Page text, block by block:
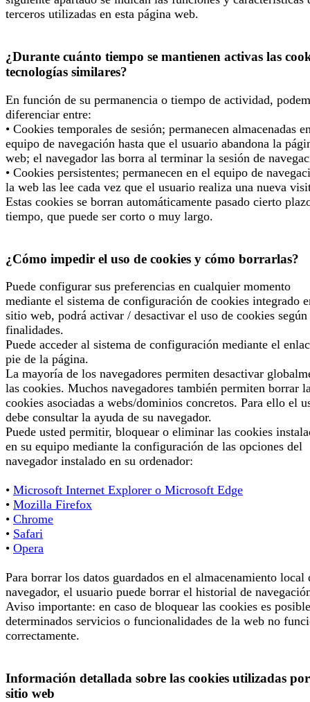
terceros utilizadas en esta página web.
¿Durante cuánto tiempo se mantienen activas las
tecnologías similares?
En función de su permanencia o tiempo de actividad,
diferenciar entre:
• Cookies temporales de sesión; permanecen almacenadas
equipo de navegación hasta que el usuario abandona la
web; el navegador las borra al terminar la sesión de
• Cookies persistentes; permanecen en el equipo de
la web las lee cada vez que el usuario realiza una nueva
Estas cookies se borran automáticamente pasado cierto
tiempo, que puede ser corto o muy largo.
¿Cómo impedir el uso de cookies y cómo borrarlas?
Puede configurar sus preferencias en cualquier momento
mediante el sistema de configuración de cookies integrado
sitio web, podrá activar / desactivar el uso de cookies según
finalidades.
Puede acceder al sistema de configuración mediante el
pie de la página.
La mayoría de los navegadores permiten desactivar
las cookies. Muchos navegadores también permiten borrar
cookies asociadas a webs/dominios concretos. Para ello el
debe consultar la ayuda de su navegador.
Puede usted permitir, bloquear o eliminar las cookies
en su equipo mediante la configuración de las opciones del
navegador instalado en su ordenador:
• Microsoft Internet Explorer o Microsoft Edge
• Mozilla Firefox
• Chrome
• Safari
• Opera
Para borrar los datos guardados en el almacenamiento local
navegador, el usuario puede borrar el historial de
Aviso importante: en caso de bloquear las cookies es
determinados servicios o funcionalidades de la web no
correctamente.
Información detallada sobre las cookies utilizadas por
sitio web